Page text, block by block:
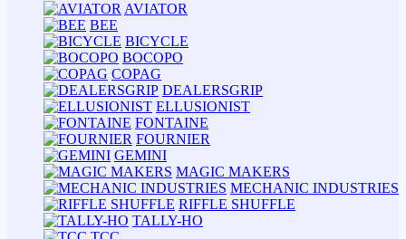
AVIATOR
BEE
BICYCLE
BOCOPO
COPAG
DEALERSGRIP
ELLUSIONIST
FONTAINE
FOURNIER
GEMINI
MAGIC MAKERS
MECHANIC INDUSTRIES
RIFFLE SHUFFLE
TALLY-HO